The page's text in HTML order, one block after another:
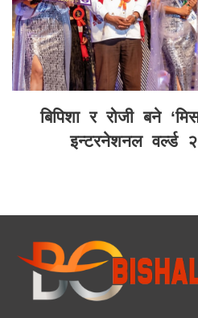
बिपिशा र रोजी बने
इन्टरनेशनल वर्ल्ड